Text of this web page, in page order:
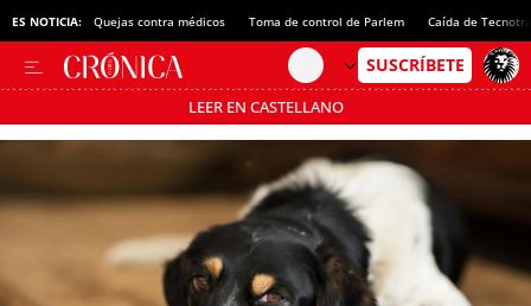
ES NOTICIA: Quejas contra médicos Toma de control de Parlem Caída de
LEER EN CASTELLANO
Pásate al MODO AHORRO